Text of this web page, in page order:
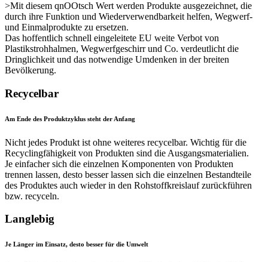
>Mit diesem qnOOtsch Wert werden Produkte ausgezeichnet, die
durch ihre Funktion und Wiederverwendbarkeit helfen, Wegwerf-
und Einmalprodukte zu ersetzen.
Das hoffentlich schnell eingeleitete EU weite Verbot von
Plastikstrohhalmen, Wegwerfgeschirr und Co. verdeutlicht die
Dringlichkeit und das notwendige Umdenken in der breiten
Bevölkerung.
Recycelbar
Am Ende des Produktzyklus steht der Anfang
Nicht jedes Produkt ist ohne weiteres recycelbar. Wichtig für die
Recyclingfähigkeit von Produkten sind die Ausgangsmaterialien.
Je einfacher sich die einzelnen Komponenten von Produkten
trennen lassen, desto besser lassen sich die einzelnen Bestandteile
des Produktes auch wieder in den Rohstoffkreislauf zurückführen
bzw. recyceln.
Langlebig
Je Länger im Einsatz, desto besser für die Umwelt